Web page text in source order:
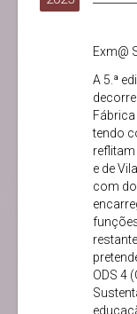
Exm@
A 5.ª
Fábrica
tendo
e de
com
ODS 4